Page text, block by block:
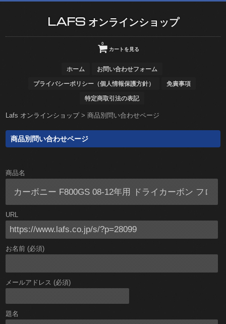
LAFS オンラインショップ
カートを見る
0
ホーム お問い合わせフォーム
プライバシーポリシー（個人情報保護方針） 免責事項
特定商取引法の表記
Lafs オンラインショップ>商品別問い合わせページ
商品別問い合わせページ
商品名
URL
お名前 (必須)
メールアドレス (必須)
題名